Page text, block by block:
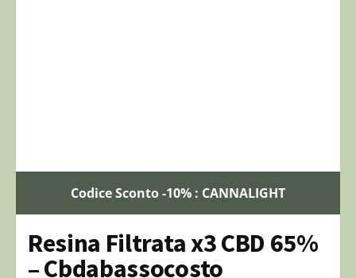
Codice Sconto -10% : CANNALIGHT
Resina Filtrata x3 CBD 65%
– Cbdabassocosto